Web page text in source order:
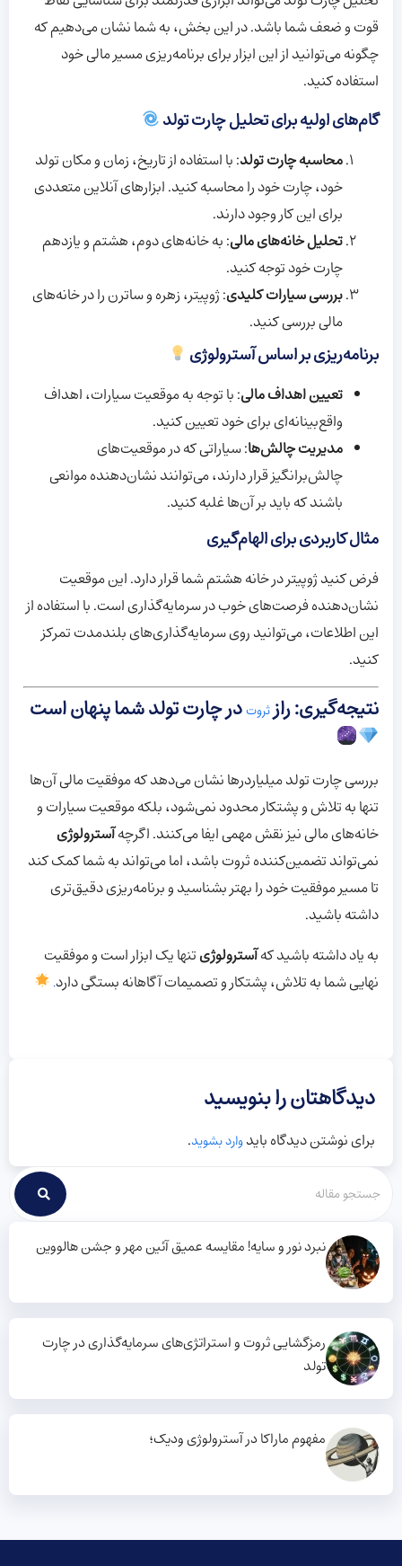
قوت و ضعف شما باشد. در این بخش، به شما نشان می‌دهیم که
چگونه می‌توانید از این ابزار برای برنامه‌ریزی مسیر مالی خود
استفاده کنید.
گام‌های اولیه برای تحلیل چارت تولد
محاسبه چارت تولد: با استفاده از تاریخ، زمان و مکان تولد
خود، چارت خود را محاسبه کنید. ابزارهای آنلاین متعددی
برای این کار وجود دارند.
تحلیل خانه‌های مالی: به خانه‌های دوم، هشتم و یازدهم
چارت خود توجه کنید.
بررسی سیارات کلیدی: ژوپیتر، زهره و ساترن را در خانه‌های
مالی بررسی کنید.
برنامه‌ریزی بر اساس آسترولوژی
تعیین اهداف مالی: با توجه به موقعیت سیارات، اهداف
واقع‌بینانه‌ای برای خود تعیین کنید.
مدیریت چالش‌ها: سیاراتی که در موقعیت‌های
چالش‌برانگیز قرار دارند، می‌توانند نشان‌دهنده موانعی
باشند که باید بر آن‌ها غلبه کنید.
مثال کاربردی برای الهام‌گیری
فرض کنید ژوپیتر در خانه هشتم شما قرار دارد. این موقعیت
نشان‌دهنده فرصت‌های خوب در سرمایه‌گذاری است. با استفاده از
این اطلاعات، می‌توانید روی سرمایه‌گذاری‌های بلندمدت تمرکز
کنید.
نتیجه‌گیری: رازثروتدر چارت تولد شما پنهان است
بررسی چارت تولد میلیاردرها نشان می‌دهد که موفقیت مالی آن‌ها
تنها به تلاش و پشتکار محدود نمی‌شود، بلکه موقعیت سیارات و
خانه‌های مالی نیز نقش مهمی ایفا می‌کنند. اگرچهآسترولوژی
نمی‌تواند تضمین‌کننده ثروت باشد، اما می‌تواند به شما کمک کند
تا مسیر موفقیت خود را بهتر بشناسید و برنامه‌ریزی دقیق‌تری
داشته باشید.
به یاد داشته باشید کهآسترولوژیتنها یک ابزار است و موفقیت
نهایی شما به تلاش، پشتکار و تصمیمات آگاهانه بستگی دارد.
دیدگاهتان را بنویسید
برای نوشتن دیدگاه بایدوارد بشوید.
نبرد نور و سایه! مقایسه عمیق آئین مهر و جشن هالووین
رمزگشایی ثروت و استراتژی‌های سرمایه‌گذاری در چارت
تولد
مفهوم ماراکا در آسترولوژی ودیک؛